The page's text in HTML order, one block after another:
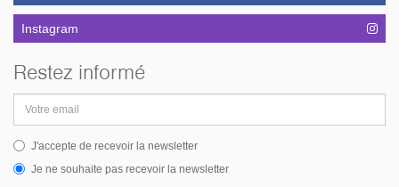
Instagram
Restez informé
email
J'accepte de recevoir la newsletter
Je ne souhaite pas recevoir la newsletter